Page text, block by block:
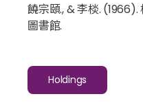
饒宗頤., & 李棪. (1966).
圖書館.
Holdings